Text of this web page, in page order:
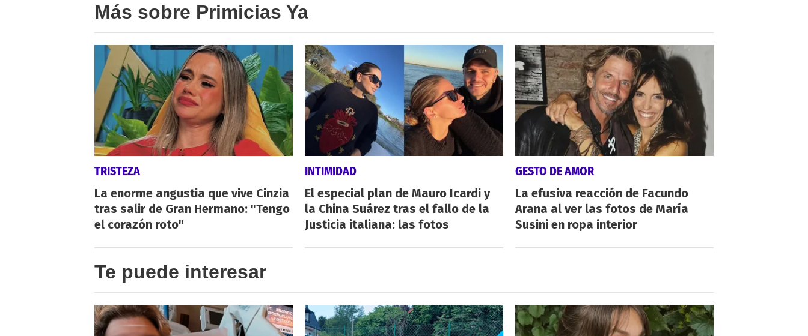
Más sobre Primicias Ya
TRISTEZA
La enorme angustia que vive Cinzia
tras salir de Gran Hermano: "Tengo
el corazón roto"
INTIMIDAD
El especial plan de Mauro Icardi y
la China Suárez tras el fallo de la
Justicia italiana: las fotos
GESTO DE AMOR
La efusiva reacción de Facundo
Arana al ver las fotos de María
Susini en ropa interior
Te puede interesar